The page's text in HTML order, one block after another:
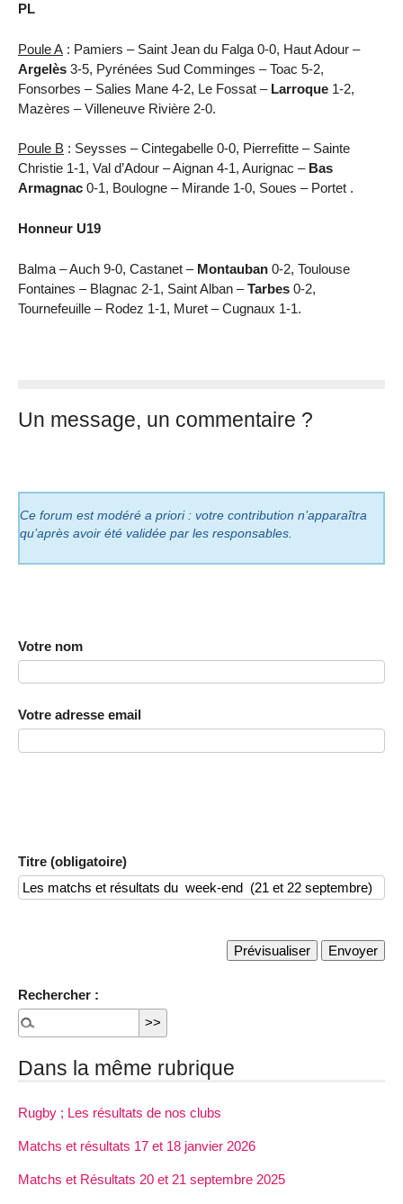
PL
Poule A : Pamiers – Saint Jean du Falga 0-0, Haut Adour –
Argelès 3-5, Pyrénées Sud Comminges – Toac 5-2,
Fonsorbes – Salies Mane 4-2, Le Fossat – Larroque 1-2,
Mazères – Villeneuve Rivière 2-0.
Poule B : Seysses – Cintegabelle 0-0, Pierrefitte – Sainte
Christie 1-1, Val d’Adour – Aignan 4-1, Aurignac – Bas
Armagnac 0-1, Boulogne – Mirande 1-0, Soues – Portet .
Honneur U19
Balma – Auch 9-0, Castanet – Montauban 0-2, Toulouse
Fontaines – Blagnac 2-1, Saint Alban –Tarbes 0-2,
Tournefeuille – Rodez 1-1, Muret – Cugnaux 1-1.
Un message, un commentaire ?
Ce forum est modéré a priori : votre contribution n’apparaîtra
qu’après avoir été validée par les responsables.
Votre nom
Votre adresse email
Titre (obligatoire)
Rechercher :
Dans la même rubrique
Rugby ; Les résultats de nos clubs
Matchs et résultats 17 et 18 janvier 2026
Matchs et Résultats 20 et 21 septembre 2025